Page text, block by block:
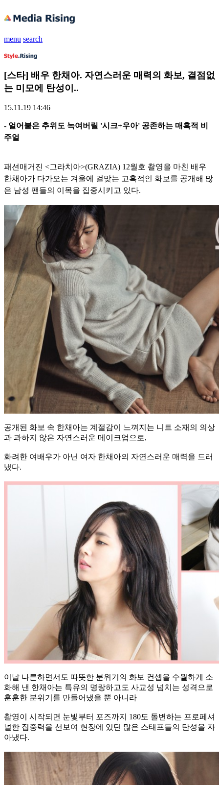
menu search
[스타] 배우 한채아. 자연스러운 매력의 화보, 결점없
는 미모에 탄성이..
15.11.19 14:46
- 얼어붙은 추위도 녹여버릴 '시크+우아' 공존하는 매혹적 비
주얼
패션매거진 <그라치아>(GRAZIA) 12월호 촬영을 마친 배우
한채아가 다가오는 겨울에 걸맞는 고혹적인 화보를 공개해 많
은 남성 팬들의 이목을 집중시키고 있다.
공개된 화보 속 한채아는 계절감이 느껴지는 니트 소재의 의상
과 과하지 않은 자연스러운 메이크업으로,
화려한 여배우가 아닌 여자 한채아의 자연스러운 매력을 드러
냈다.
이날 나른하면서도 따뜻한 분위기의 화보 컨셉을 수월하게 소
화해 낸 한채아는 특유의 명랑하고도 사교성 넘치는 성격으로
훈훈한 분위기를 만들어냈을 뿐 아니라
촬영이 시작되면 눈빛부터 포즈까지 180도 돌변하는 프로페셔
널한 집중력을 선보여 현장에 있던 많은 스태프들의 탄성을 자
아냈다.